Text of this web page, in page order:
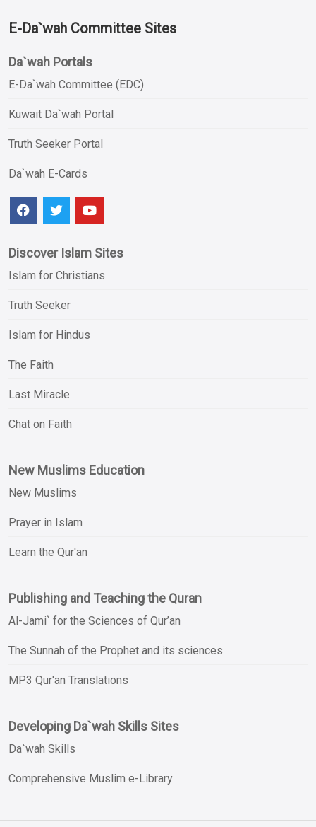
E-Da`wah Committee Sites
Da`wah Portals
E-Da`wah Committee (EDC)
Kuwait Da`wah Portal
Truth Seeker Portal
Da`wah E-Cards
Discover Islam Sites
Islam for Christians
Truth Seeker
Islam for Hindus
The Faith
Last Miracle
Chat on Faith
New Muslims Education
New Muslims
Prayer in Islam
Learn the Qur'an
Publishing and Teaching the Quran
Al-Jami` for the Sciences of Qur’an
The Sunnah of the Prophet and its sciences
MP3 Qur'an Translations
Developing Da`wah Skills Sites
Da`wah Skills
Comprehensive Muslim e-Library